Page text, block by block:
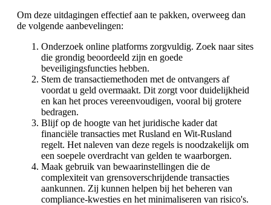
Om deze uitdagingen effectief aan te pakken, overweeg dan
de volgende aanbevelingen:
Onderzoek online platforms zorgvuldig. Zoek naar sites
die grondig beoordeeld zijn en goede
beveiligingsfuncties hebben.
Stem de transactie­methoden met de ontvangers af
voordat u geld overmaakt. Dit zorgt voor duidelijkheid
en kan het proces vereenvoudigen, vooral bij grotere
bedragen.
Blijf op de hoogte van het juridische kader dat
financiële transacties met Rusland en Wit-Rusland
regelt. Het naleven van deze regels is noodzakelijk om
een soepele overdracht van gelden te waarborgen.
Maak gebruik van bewaarinstellingen die de
complexiteit van grensoverschrijdende transacties
aankunnen. Zij kunnen helpen bij het beheren van
compliance-kwesties en het minimaliseren van risico's.